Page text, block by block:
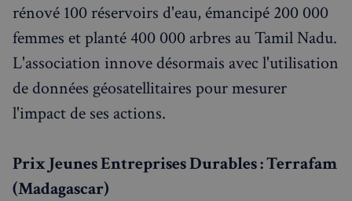
rénové 100 réservoirs d'eau, émancipé 200 000
femmes et planté 400 000 arbres au Tamil Nadu.
L'association innove désormais avec l'utilisation
de données géosatellitaires pour mesurer
l'impact de ses actions.
Prix Jeunes Entreprises Durables : Terrafam
(Madagascar)